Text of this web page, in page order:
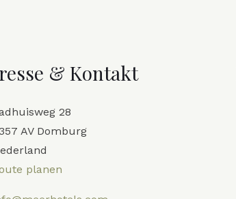
& Kontakt
28
AV Domburg
planen